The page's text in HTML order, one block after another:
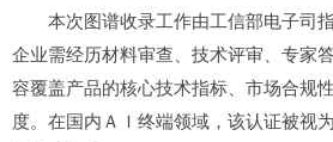
本次图谱收录工作由工信部电子司
企业需经历材料审查、技术评审、专家
容覆盖产品的核心技术指标、市场合规
度。在国内ＡＩ终端领域，该认证被视